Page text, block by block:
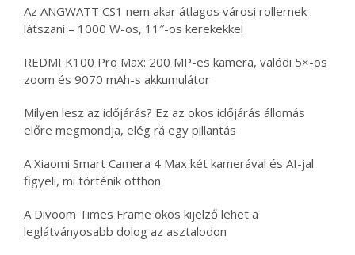
Az ANGWATT CS1 nem akar átlagos városi rollernek
látszani – 1000 W-os, 11″-os kerekekkel
REDMI K100 Pro Max: 200 MP-es kamera, valódi 5×-ös
zoom és 9070 mAh-s akkumulátor
Milyen lesz az időjárás? Ez az okos időjárás állomás
előre megmondja, elég rá egy pillantás
A Xiaomi Smart Camera 4 Max két kamerával és AI-jal
figyeli, mi történik otthon
A Divoom Times Frame okos kijelző lehet a
leglátványosabb dolog az asztalodon